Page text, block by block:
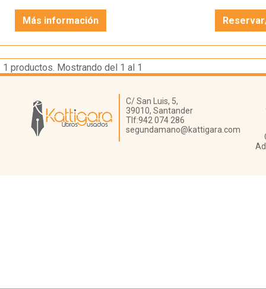
Más información
1 productos. Mostrando del 1 al 1
Librería Kattigara
C/ San Luis, 5,
39010, Santander
Tlf:942 074 286
segundamano@kattigara.com